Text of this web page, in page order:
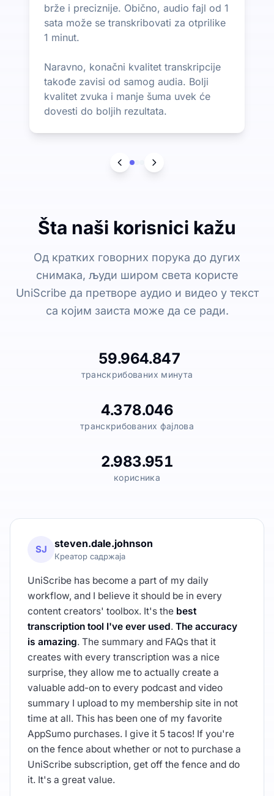
brže i preciznije. Obično, audio fajl od 1
sata može se transkribovati za otprilike
1 minut.
Naravno, konačni kvalitet transkripcije
takođe zavisi od samog audia. Bolji
kvalitet zvuka i manje šuma uvek će
dovesti do boljih rezultata.
Šta naši korisnici kažu
Од кратких говорних порука до дугих
снимака, људи широм света користе
UniScribe да претворе аудио и видео у текст
са којим заиста може да се ради.
59.964.847
транскрибованих минута
4.378.046
транскрибованих фајлова
2.983.951
корисника
SJ steven.dale.johnson
Креатор садржаја
UniScribe has become a part of my daily
workflow, and I believe it should be in every
content creators' toolbox. It's the best
transcription tool I've ever used. The accuracy
is amazing. The summary and FAQs that it
creates with every transcription was a nice
surprise, they allow me to actually create a
valuable add-on to every podcast and video
summary I upload to my membership site in not
time at all. This has been one of my favorite
AppSumo purchases. I give it 5 tacos! If you're
on the fence about whether or not to purchase a
UniScribe subscription, get off the fence and do
it. It's a great value.